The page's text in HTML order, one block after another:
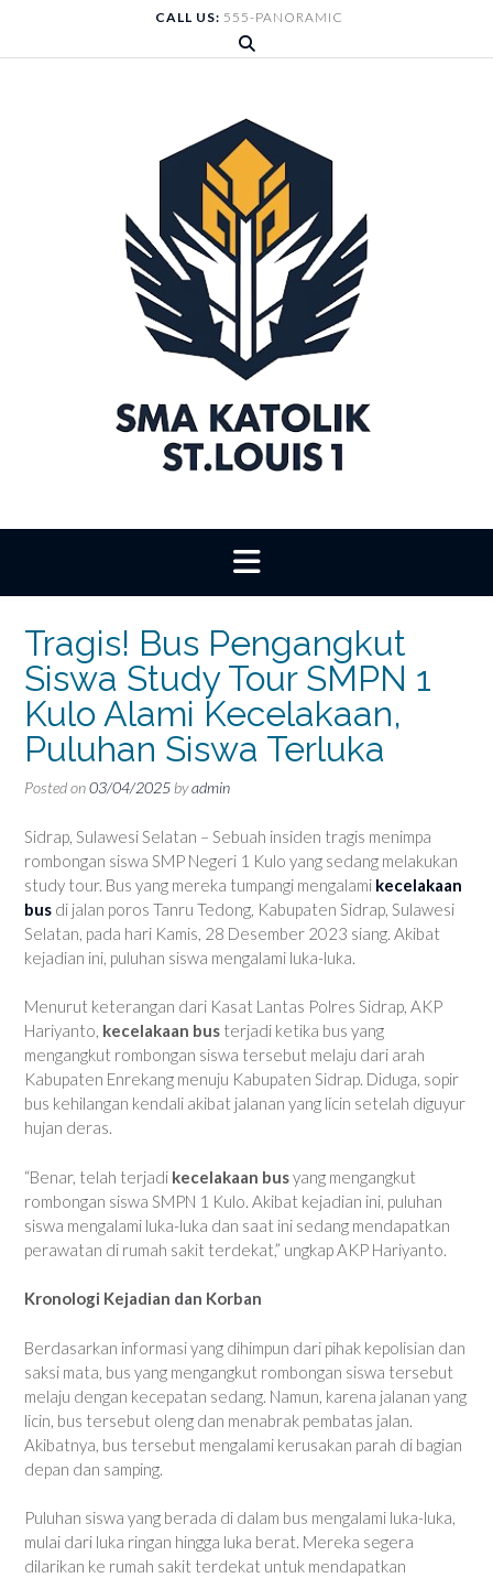
content
CALL US: 555-PANORAMIC
Tragis! Bus Pengangkut
Siswa Study Tour SMPN 1
Kulo Alami Kecelakaan,
Puluhan Siswa Terluka
Posted on03/04/2025 byadmin
Sidrap, Sulawesi Selatan – Sebuah insiden tragis menimpa
rombongan siswa SMP Negeri 1 Kulo yang sedang melakukan
study tour. Bus yang mereka tumpangi mengalami kecelakaan
bus di jalan poros Tanru Tedong, Kabupaten Sidrap, Sulawesi
Selatan, pada hari Kamis, 28 Desember 2023 siang. Akibat
kejadian ini, puluhan siswa mengalami luka-luka.
Menurut keterangan dari Kasat Lantas Polres Sidrap, AKP
Hariyanto, kecelakaan bus terjadi ketika bus yang
mengangkut rombongan siswa tersebut melaju dari arah
Kabupaten Enrekang menuju Kabupaten Sidrap. Diduga, sopir
bus kehilangan kendali akibat jalanan yang licin setelah diguyur
hujan deras.
“Benar, telah terjadi kecelakaan busyang mengangkut
rombongan siswa SMPN 1 Kulo. Akibat kejadian ini, puluhan
siswa mengalami luka-luka dan saat ini sedang mendapatkan
perawatan di rumah sakit terdekat,” ungkap AKP Hariyanto.
Kronologi Kejadian dan Korban
Berdasarkan informasi yang dihimpun dari pihak kepolisian dan
saksi mata, bus yang mengangkut rombongan siswa tersebut
melaju dengan kecepatan sedang. Namun, karena jalanan yang
licin, bus tersebut oleng dan menabrak pembatas jalan.
Akibatnya, bus tersebut mengalami kerusakan parah di bagian
depan dan samping.
Puluhan siswa yang berada di dalam bus mengalami luka-luka,
mulai dari luka ringan hingga luka berat. Mereka segera
dilarikan ke rumah sakit terdekat untuk mendapatkan